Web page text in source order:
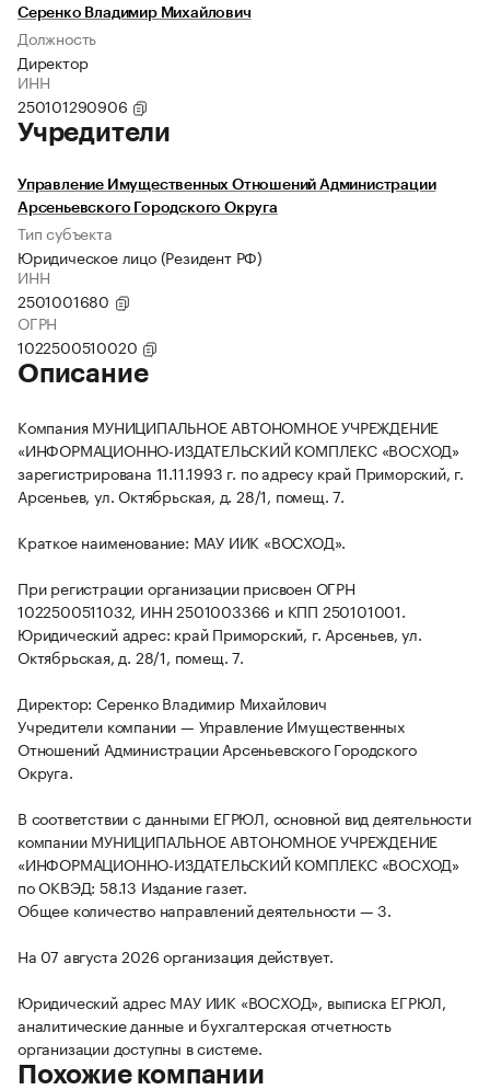
Серенко Владимир Михайлович
Должность
Директор
ИНН
250101290906
Учредители
Управление Имущественных Отношений Администрации
Арсеньевского Городского Округа
Тип субъекта
Юридическое лицо (Резидент РФ)
ИНН
2501001680
ОГРН
1022500510020
Описание
Компания МУНИЦИПАЛЬНОЕ АВТОНОМНОЕ УЧРЕЖДЕНИЕ
«ИНФОРМАЦИОННО-ИЗДАТЕЛЬСКИЙ КОМПЛЕКС «ВОСХОД»
зарегистрирована 11.11.1993 г. по адресу край Приморский, г.
Арсеньев, ул. Октябрьская, д. 28/1, помещ. 7.
Краткое наименование: МАУ ИИК «ВОСХОД».
При регистрации организации присвоен ОГРН
1022500511032, ИНН 2501003366 и КПП 250101001.
Юридический адрес: край Приморский, г. Арсеньев, ул.
Октябрьская, д. 28/1, помещ. 7.
Директор: Серенко Владимир Михайлович
Учредители компании — Управление Имущественных
Отношений Администрации Арсеньевского Городского
Округа.
В соответствии с данными ЕГРЮЛ, основной вид деятельности
компании МУНИЦИПАЛЬНОЕ АВТОНОМНОЕ УЧРЕЖДЕНИЕ
«ИНФОРМАЦИОННО-ИЗДАТЕЛЬСКИЙ КОМПЛЕКС «ВОСХОД»
по ОКВЭД: 58.13 Издание газет.
Общее количество направлений деятельности — 3.
На 07 августа 2026 организация действует.
Юридический адрес МАУ ИИК «ВОСХОД», выписка ЕГРЮЛ,
аналитические данные и бухгалтерская отчетность
организации доступны в системе.
Похожие компании